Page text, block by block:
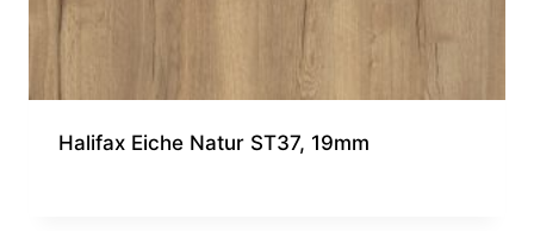
Halifax Eiche Natur ST37, 19mm